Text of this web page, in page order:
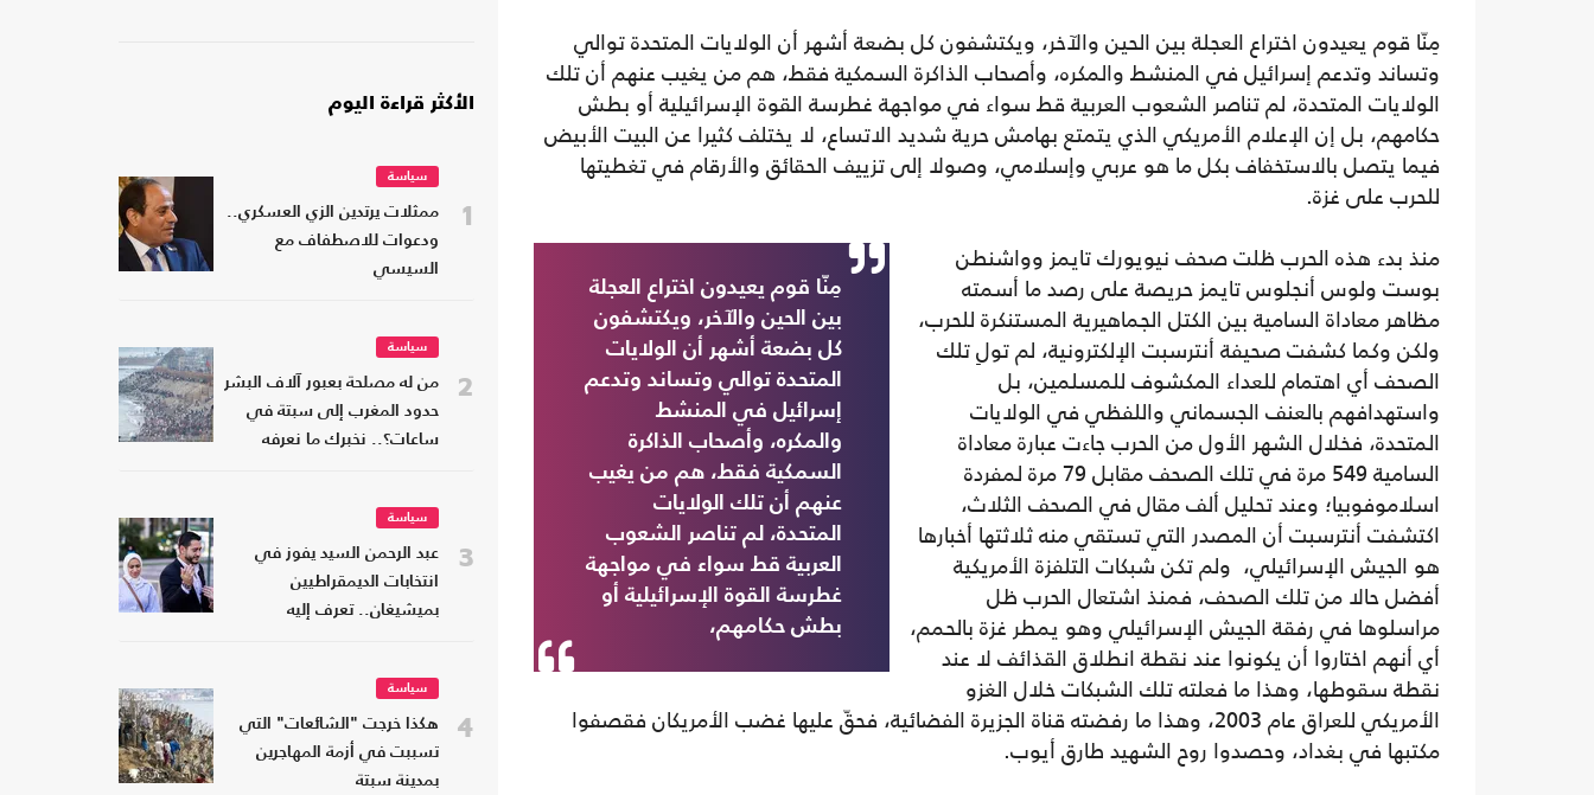
مِنّا قوم يعيدون اختراع العجلة بين الحين والآخر، ويكتشفون كل بضعة أشهر أن الولايات المتحدة توالي
وتساند وتدعم إسرائيل في المنشط والمكره، وأصحاب الذاكرة السمكية فقط، هم من يغيب عنهم أن تلك
الولايات المتحدة، لم تناصر الشعوب العربية قط سواء في مواجهة غطرسة القوة الإسرائيلية أو بطش
حكامهم، بل إن الإعلام الأمريكي الذي يتمتع بهامش حرية شديد الاتساع، لا يختلف كثيرا عن البيت الأبيض
فيما يتصل بالاستخفاف بكل ما هو عربي وإسلامي، وصولا إلى تزييف الحقائق والأرقام في تغطيتها
للحرب على غزة.
مِنّا قوم يعيدون اختراع العجلة
بين الحين والآخر، ويكتشفون
كل بضعة أشهر أن الولايات
المتحدة توالي وتساند وتدعم
إسرائيل في المنشط
والمكره، وأصحاب الذاكرة
السمكية فقط، هم من يغيب
عنهم أن تلك الولايات
المتحدة، لم تناصر الشعوب
العربية قط سواء في مواجهة
غطرسة القوة الإسرائيلية أو
بطش حكامهم،
منذ بدء هذه الحرب ظلت صحف نيويورك تايمز وواشنطن
بوست ولوس أنجلوس تايمز حريصة على رصد ما أسمته
مظاهر معاداة السامية بين الكتل الجماهيرية المستنكرة للحرب،
ولكن وكما كشفت صحيفة أنترسبت الإلكترونية، لم تولِ تلك
الصحف أي اهتمام للعداء المكشوف للمسلمين، بل
واستهدافهم بالعنف الجسماني واللفظي في الولايات
المتحدة، فخلال الشهر الأول من الحرب جاءت عبارة معاداة
السامية 549 مرة في تلك الصحف مقابل 79 مرة لمفردة
اسلاموفوبيا؛ وعند تحليل ألف مقال في الصحف الثلاث،
اكتشفت أنترسبت أن المصدر التي تستقي منه ثلاثتها أخبارها
هو الجيش الإسرائيلي، ولم تكن شبكات التلفزة الأمريكية
أفضل حالا من تلك الصحف، فمنذ اشتعال الحرب ظل
مراسلوها في رفقة الجيش الإسرائيلي وهو يمطر غزة بالحمم،
أي أنهم اختاروا أن يكونوا عند نقطة انطلاق القذائف لا عند
نقطة سقوطها، وهذا ما فعلته تلك الشبكات خلال الغزو
الأمريكي للعراق عام 2003، وهذا ما رفضته قناة الجزيرة الفضائية، فحقّ عليها غضب الأمريكان فقصفوا
مكتبها في بغداد، وحصدوا روح الشهيد طارق أيوب.
الأكثر قراءة اليوم
1
سياسة
ممثلات يرتدين الزي العسكري..
ودعوات للاصطفاف مع
السيسي
2
سياسة
من له مصلحة بعبور آلاف البشر
حدود المغرب إلى سبتة في
ساعات؟.. نخبرك ما نعرفه
3
سياسة
عبد الرحمن السيد يفوز في
انتخابات الديمقراطيين
بميشيغان.. تعرف إليه
4
سياسة
هكذا خرجت "الشائعات" التي
تسببت في أزمة المهاجرين
بمدينة سبتة